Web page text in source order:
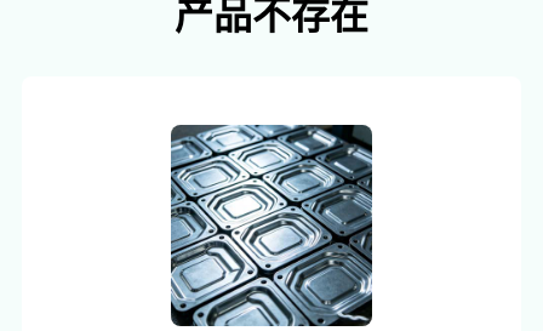
产品不存在